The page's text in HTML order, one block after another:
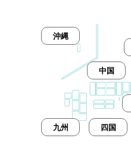
中国
四国
九州
沖縄